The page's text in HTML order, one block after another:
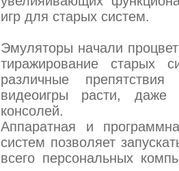
игр для старых систем.
Эмуляторы начали
тиражирование
различные
видеоигры расти, даже
консолей.
Аппаратная и
систем позволяет
всего персональных